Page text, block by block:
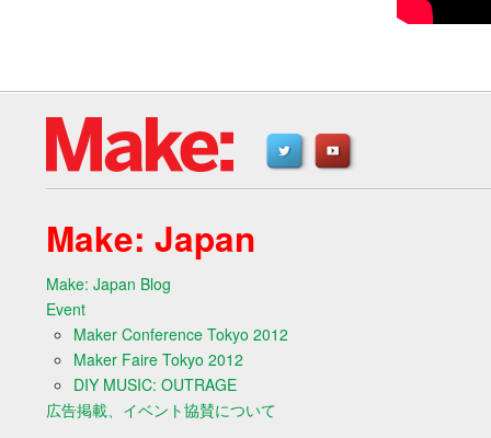
Make: Japan
Make: Japan Blog
Event
Maker Conference Tokyo 2012
Maker Faire Tokyo 2012
DIY MUSIC: OUTRAGE
広告掲載、イベント協賛について